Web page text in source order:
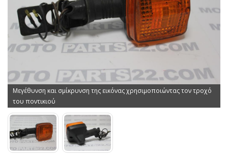
Μεγέθυνση και σμίκρυνση της εικόνας χρησιμοποιώντας τον τροχό
του ποντικιού